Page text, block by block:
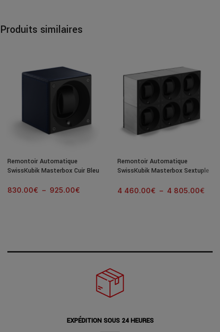
Produits similaires
Remontoir Automatique
SwissKubik Masterbox Cuir Bleu
830.00€ – 925.00€
Remontoir Automatique
SwissKubik Masterbox Sextuple
4 460.00€ – 4 805.00€
EXPÉDITION SOUS 24 HEURES